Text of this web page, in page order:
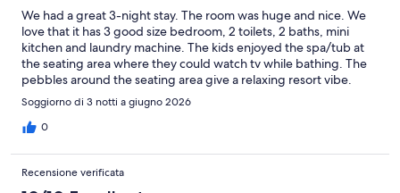
We had a great 3-night stay. The room was huge and nice. We
love that it has 3 good size bedroom, 2 toilets, 2 baths, mini
kitchen and laundry machine. The kids enjoyed the spa/tub at
the seating area where they could watch tv while bathing. The
pebbles around the seating area give a relaxing resort vibe.
Good location. Just few minutes away from the train stations
and shopping area. The staff are super friendly.
Soggiorno di 3 notti a giugno 2026
0
Recensione verificata